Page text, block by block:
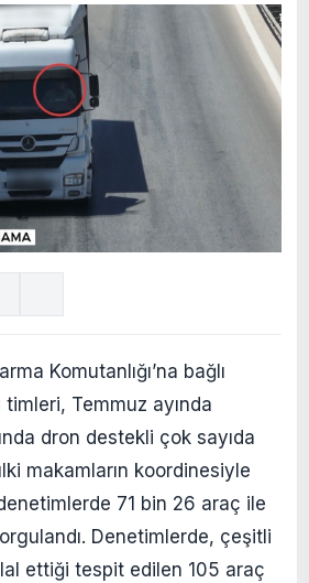
Komutanlığı’na bağlı
Temmuz ayında
dron destekli çok sayıda
makamların koordinesiyle
71 bin 26 araç ile
Denetimlerde, çeşitli
ettiği tespit edilen 105 araç